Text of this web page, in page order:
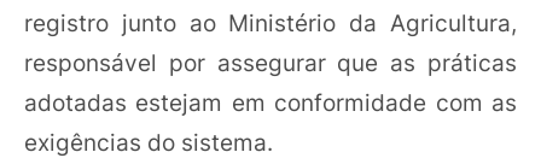
registro junto ao Ministério da Agricultura,
responsável por assegurar que as práticas
adotadas estejam em conformidade com as
exigências do sistema.